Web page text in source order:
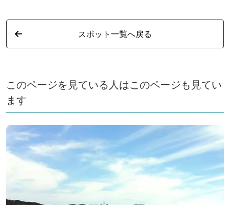
スポット一覧へ戻る
このページを見ている人はこのページも見てい
ます